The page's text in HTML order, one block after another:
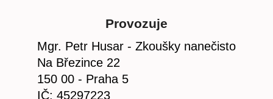
Provozuje
Mgr. Petr Husar - Zkoušky nanečisto
Na Březince 22
150 00 - Praha 5
IČ: 45297223